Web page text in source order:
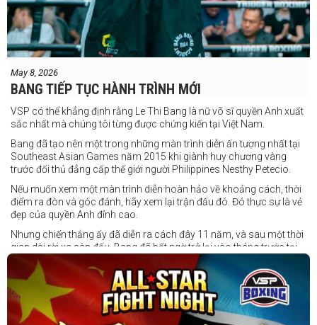
May 8, 2026
BANG TIẾP TỤC HÀNH TRÌNH MỚI
VSP có thể khẳng định rằng Le Thi Bang là nữ võ sĩ quyền Anh xuất
sắc nhất mà chúng tôi từng được chứng kiến tại Việt Nam.
Bang đã tạo nên một trong những màn trình diễn ấn tượng nhất tại
Southeast Asian Games năm 2015 khi giành huy chương vàng
trước đối thủ đẳng cấp thế giới người Philippines Nesthy Petecio.
Nếu muốn xem một màn trình diễn hoàn hảo về khoảng cách, thời
điểm ra đòn và góc đánh, hãy xem lại trận đấu đó. Đó thực sự là vẻ
đẹp của quyền Anh đỉnh cao.
Nhưng chiến thắng ấy đã diễn ra cách đây 11 năm, và sau một thời
gian dài rời xa sàn đấu, Bang đã bất ngờ trở lại vào tháng trước tại
Trigger Promotion 7.
Ở tuổi 33, Lê Thị Bằng quyết định chuyển sang thi đấu chuyên
nghiệp — và cô ngay lập tức tạo dấu ấn mạnh mẽ. Đối đầu với một
đối thủ trẻ tài năng của nước chủ nhà, Bang đã thể hiện sự điềm tĩnh
và sức mạnh để giành chiến thắng bằng knock-out kỹ thuật.